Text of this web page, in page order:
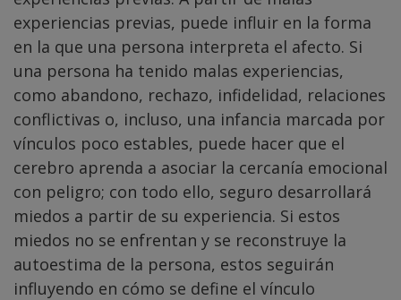
experiencias previas, puede influir en la forma
en la que una persona interpreta el afecto. Si
una persona ha tenido malas experiencias,
como abandono, rechazo, infidelidad, relaciones
conflictivas o, incluso, una infancia marcada por
vínculos poco estables, puede hacer que el
cerebro aprenda a asociar la cercanía emocional
con peligro; con todo ello, seguro desarrollará
miedos a partir de su experiencia. Si estos
miedos no se enfrentan y se reconstruye la
autoestima de la persona, estos seguirán
influyendo en cómo se define el vínculo